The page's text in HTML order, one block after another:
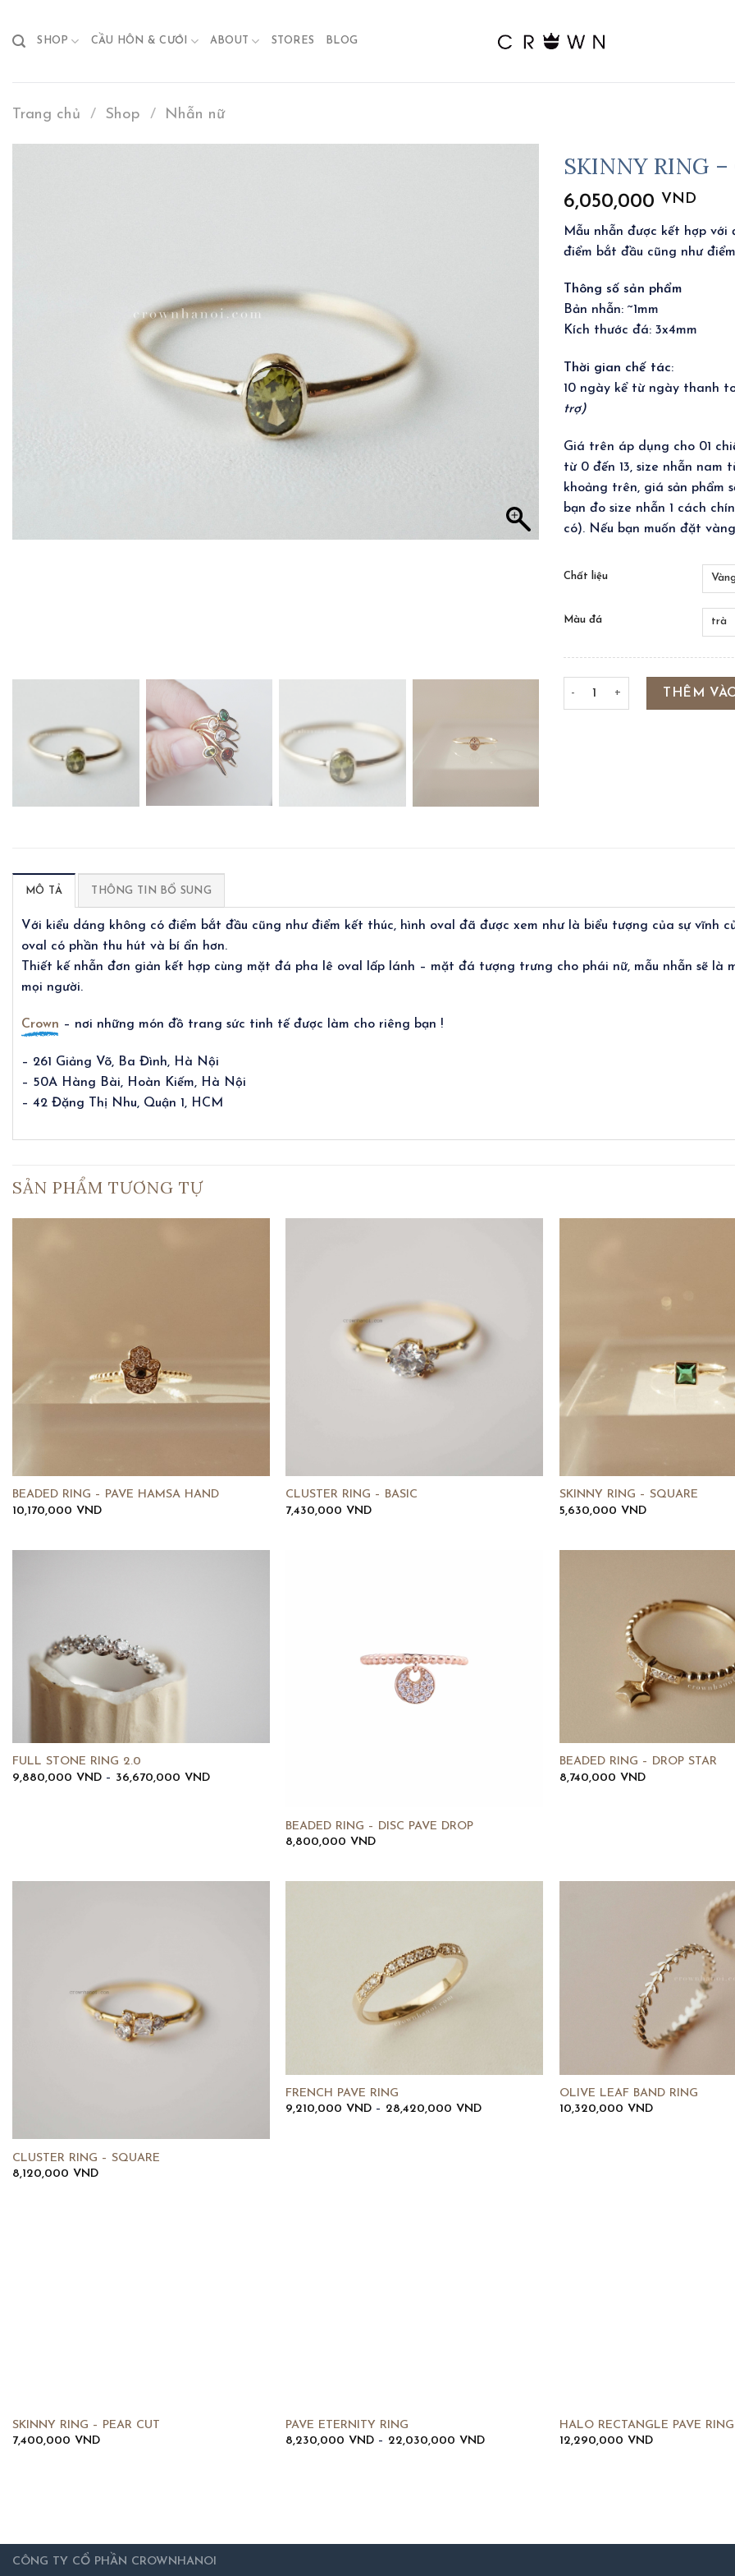
content
SHOP CẦU HÔN & CƯỚI ABOUT STORES BLOG
Trang chủ / Shop / Nhẫn nữ
SKINNY RING –
6,050,000 VND
Mẫu nhẫn được kết hợp với
điểm bắt đầu cũng như
Thông số sản phẩm
Bản nhẫn: ~1mm
Kích thước đá: 3x4mm
Thời gian chế tác:
10 ngày kể từ ngày thanh
trợ)
Giá trên áp dụng cho 01
từ 0 đến 13, size nhẫn nam
khoảng trên, giá sản phẩm
bạn đo size nhẫn 1 cách
có). Nếu bạn muốn đặt
Chất liệu
Màu đá
SKINNY RING - OVAL số lượng
THÊM
MÔ TẢ THÔNG TIN BỔ SUNG
Với kiểu dáng không có điểm bắt đầu cũng như điểm kết thúc, hình oval đã được xem như là biểu tượng của sự vĩnh
oval có phần thu hút và bí ẩn hơn.
Thiết kế nhẫn đơn giản kết hợp cùng mặt đá pha lê oval lấp lánh – mặt đá tượng trưng cho phái nữ, mẫu nhẫn sẽ
mọi người.
Crown – nơi những món đồ trang sức tinh tế được làm cho riêng bạn !
– 261 Giảng Võ, Ba Đình, Hà Nội
– 50A Hàng Bài, Hoàn Kiếm, Hà Nội
– 42 Đặng Thị Nhu, Quận 1, HCM
SẢN PHẨM TƯƠNG TỰ
BEADED RING – PAVE HAMSA HAND
10,170,000 VND
CLUSTER RING – BASIC
7,430,000 VND
SKINNY RING – SQUARE
5,630,000 VND
FULL STONE RING 2.0
9,880,000 VND – 36,670,000 VNDKhoảng
BEADED RING – DISC PAVE DROP
8,800,000 VND
BEADED RING – DROP STAR
8,740,000 VND
CLUSTER RING – SQUARE
8,120,000 VND
FRENCH PAVE RING
9,210,000 VND – 28,420,000 VNDKhoảng
OLIVE LEAF BAND RING
10,320,000 VND
SKINNY RING – PEAR CUT
7,400,000 VND
PAVE ETERNITY RING
8,230,000 VND – 22,030,000 VNDKhoảng
HALO RECTANGLE PAVE RING
12,290,000 VND
CÔNG TY CỔ PHẦN CROWNHANOI